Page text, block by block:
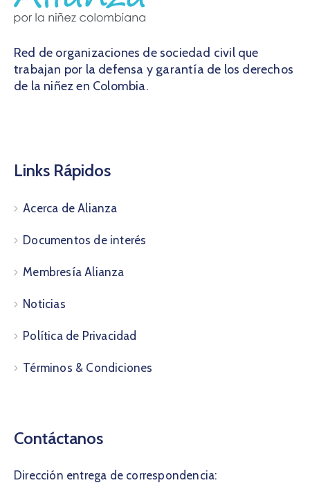
Red de organizaciones de sociedad civil que
trabajan por la defensa y garantía de los derechos
de la niñez en Colombia.
Links Rápidos
Acerca de Alianza
Documentos de interés
Membresía Alianza
Noticias
Política de Privacidad
Términos & Condiciones
Contáctanos
Dirección entrega de correspondencia: